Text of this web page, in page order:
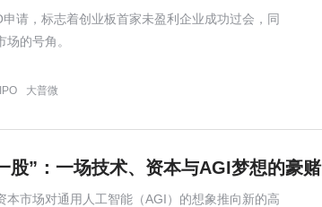
请，标志着创业板首家未盈利企业成功过会，同
的号角。
大普微
IPO
股”：一场技术、资本与AGI梦想的豪赌
市场对通用人工智能（AGI）的想象推向新的高